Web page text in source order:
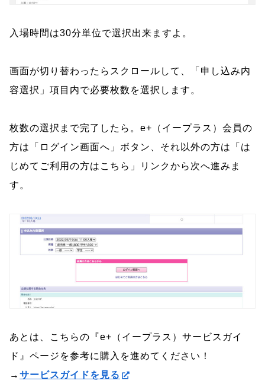
入場時間は30分単位で選択出来ますよ。
画面が切り替わったらスクロールして、「申し込み内
容選択」項目内で必要枚数を選択します。
枚数の選択まで完了したら。e+（イープラス）会員の
方は「ログイン画面へ」ボタン、それ以外の方は「は
じめてご利用の方はこちら」リンクから次へ進みま
す。
あとは、こちらの『e+（イープラス）サービスガイ
ド』ページを参考に購入を進めてください！
→ サービスガイドを見る